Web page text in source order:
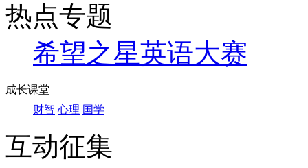
热点专题
希望之星英语大赛
成长课堂
财智 心理 国学
互动征集